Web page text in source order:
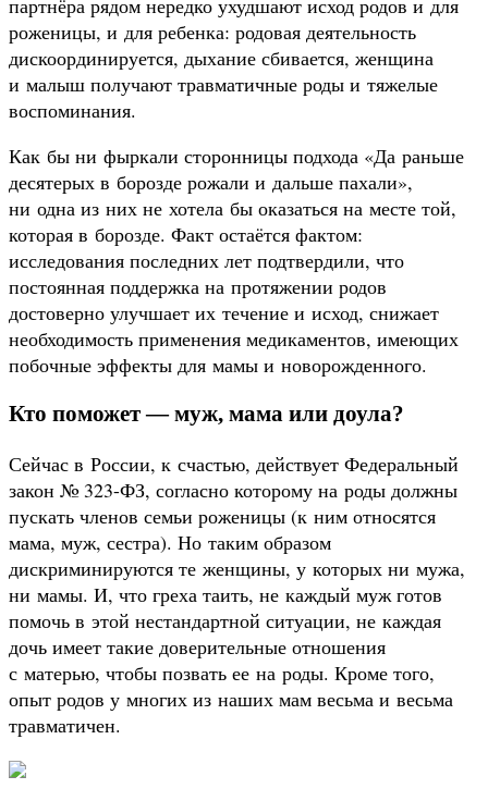
партнёра рядом нередко ухудшают исход родов и для
роженицы, и для ребенка: родовая деятельность
дискоординируется, дыхание сбивается, женщина
и малыш получают травматичные роды и тяжелые
воспоминания.
Как бы ни фыркали сторонницы подхода «Да раньше
десятерых в борозде рожали и дальше пахали»,
ни одна из них не хотела бы оказаться на месте той,
которая в борозде. Факт остаётся фактом:
исследования последних лет подтвердили, что
постоянная поддержка на протяжении родов
достоверно улучшает их течение и исход, снижает
необходимость применения медикаментов, имеющих
побочные эффекты для мамы и новорожденного.
Кто поможет — муж, мама или доула?
Сейчас в России, к счастью, действует Федеральный
закон № 323-ФЗ, согласно которому на роды должны
пускать членов семьи роженицы (к ним относятся
мама, муж, сестра). Но таким образом
дискриминируются те женщины, у которых ни мужа,
ни мамы. И, что греха таить, не каждый муж готов
помочь в этой нестандартной ситуации, не каждая
дочь имеет такие доверительные отношения
с матерью, чтобы позвать ее на роды. Кроме того,
опыт родов у многих из наших мам весьма и весьма
травматичен.